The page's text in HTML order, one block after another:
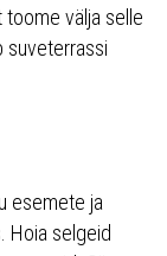
toome välja selle
suveterrassi
esemete ja
Hoia selgeid